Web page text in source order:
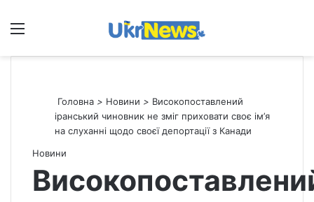
Меню
Головна > Новини > Високопоставлений
іранський чиновник не зміг приховати своє ім’я
на слуханні щодо своєї депортації з Канади
Новини